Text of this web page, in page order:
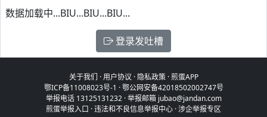
数据加载中...BIU...BIU...BIU...
登录发吐槽
关于我们 ·用户协议 · 隐私政策·煎蛋APP
鄂ICP备11008023号-1 ·鄂公网安备42018502002747号
举报电话 13125131232 · 举报邮箱 jubao@jandan.com
煎蛋举报入口 ·违法和不良信息举报中心 ·涉企举报专区